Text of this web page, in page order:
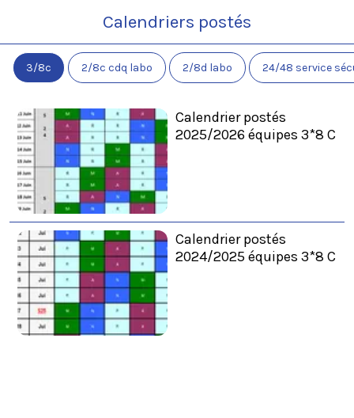
Calendriers postés
3/8c 2/8c cdq labo 2/8d labo 24/48 service
Calendrier postés
2025/2026 équipes 3*8 C
Calendrier postés
2024/2025 équipes 3*8 C